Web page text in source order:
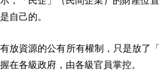
自己的。
放資源的公有所有權制，只是放
在各級政府，由各級官員掌控。